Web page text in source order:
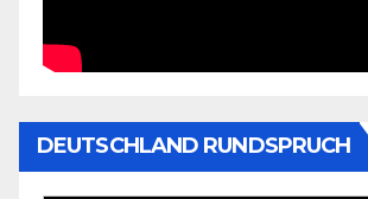
DEUTSCHLAND RUNDSPRUCH